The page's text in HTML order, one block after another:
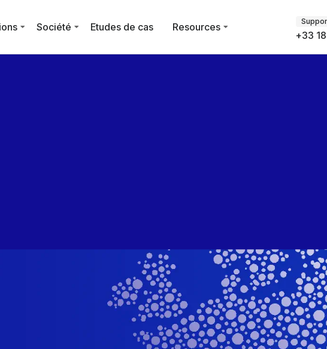
Société Etudes de cas Resources
+33